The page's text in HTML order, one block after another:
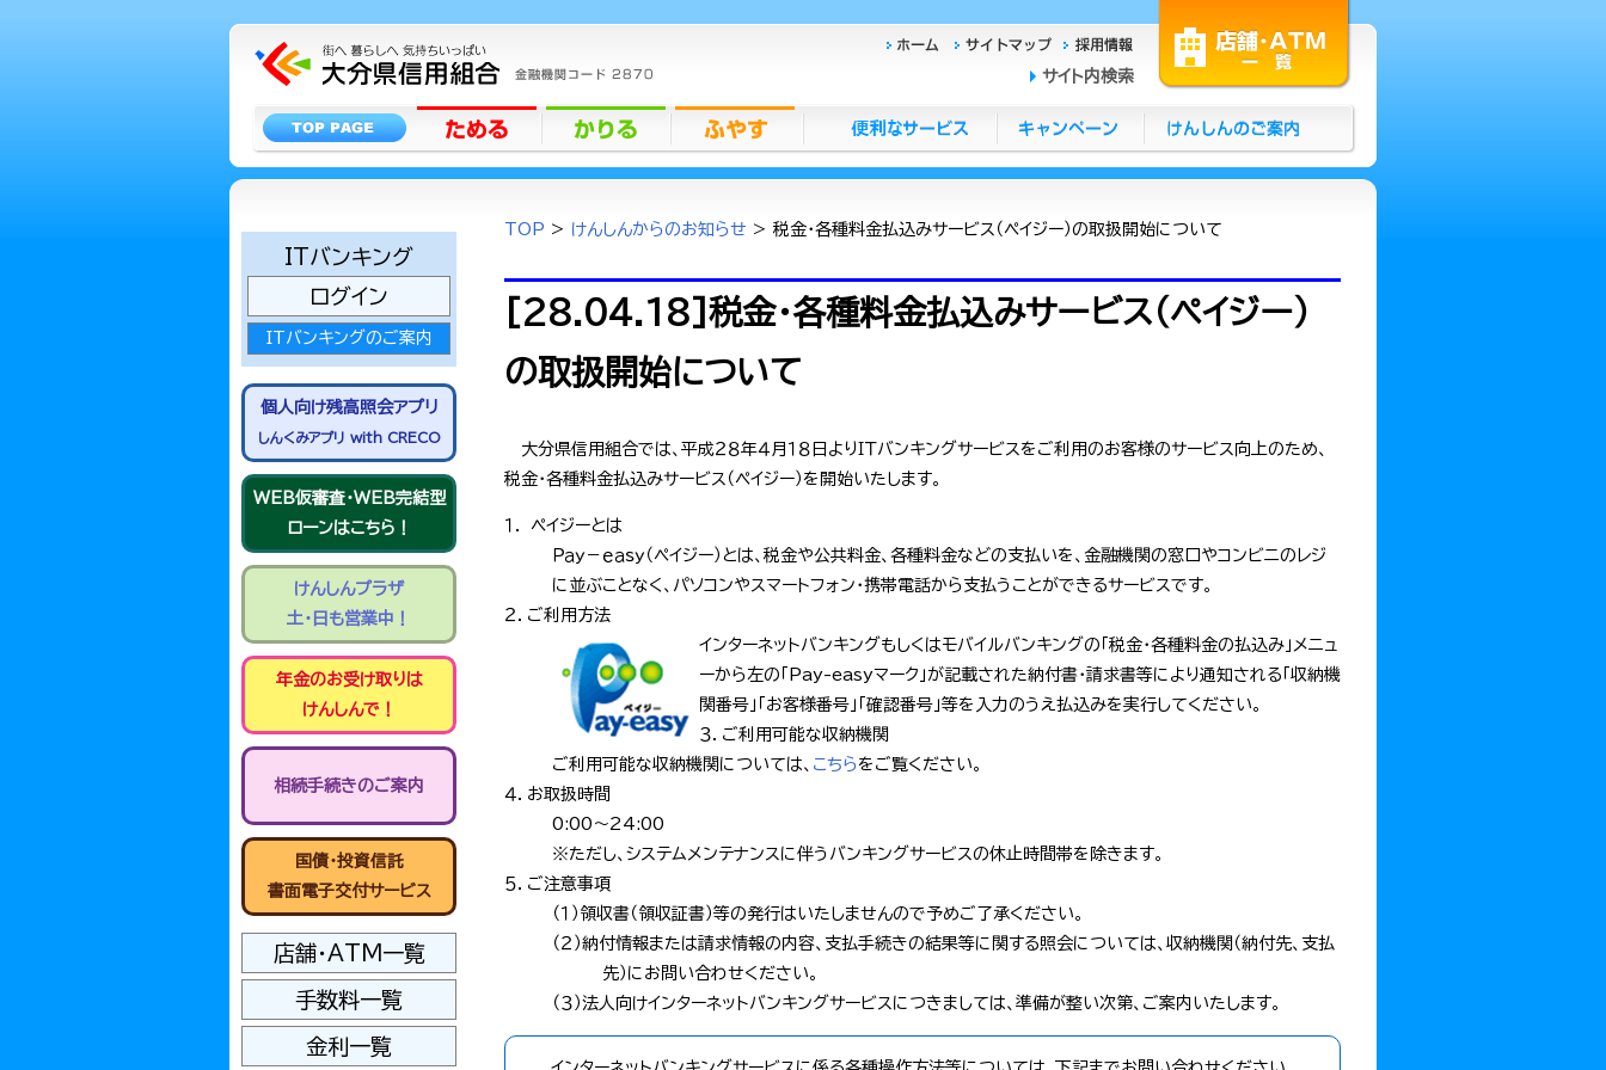
サイト内検索
ITバンキング
ログイン
ITバンキングのご案内
個人向け残高照会アプリ
しんくみアプリ with CRECO
WEB仮審査・WEB完結型
ローンはこちら！
けんしんプラザ
土・日も営業中！
年金のお受け取りは
けんしんで！
相続手続きのご案内
国債・投資信託
書面電子交付サービス
店舗・ATM一覧
手数料一覧
金利一覧
TOP > けんしんからのお知らせ > 税金・各種料金払込みサービス（ペイジー）の取扱開始について
[28.04.18]税金・各種料金払込みサービス（ペイジー）
の取扱開始について
大分県信用組合では、平成２８年４月１８日よりＩＴバンキングサービスをご利用のお客様のサービス向上のため、
税金・各種料金払込みサービス（ペイジー）を開始いたします。
１． ペイジーとは
Ｐａｙ－ｅａｓｙ（ペイジー）とは、税金や公共料金、各種料金などの支払いを、金融機関の窓口やコンビニのレジ
に並ぶことなく、パソコンやスマートフォン・携帯電話から支払うことができるサービスです。
２．ご利用方法
インターネットバンキングもしくはモバイルバンキングの「税金・各種料金の払込み」メニュ
ーから左の「Pay-easyマーク」が記載された納付書・請求書等により通知される「収納機
関番号」「お客様番号」「確認番号」等を入力のうえ払込みを実行してください。
３．ご利用可能な収納機関
ご利用可能な収納機関については、 こちらをご覧ください。
４．お取扱時間
0:00～24:00
※ただし、システムメンテナンスに伴うバンキングサービスの休止時間帯を除きます。
５．ご注意事項
（１）領収書（領収証書）等の発行はいたしませんので予めご了承ください。
（２）納付情報または請求情報の内容、支払手続きの結果等に関する照会については、収納機関（納付先、支払
先）にお問い合わせください。
（３）法人向けインターネットバンキングサービスにつきましては、準備が整い次第、ご案内いたします。